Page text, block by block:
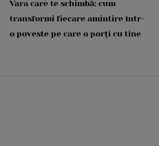
Vara care te schimbă: cum
transformi fiecare amintire într-
o poveste pe care o porți cu tine